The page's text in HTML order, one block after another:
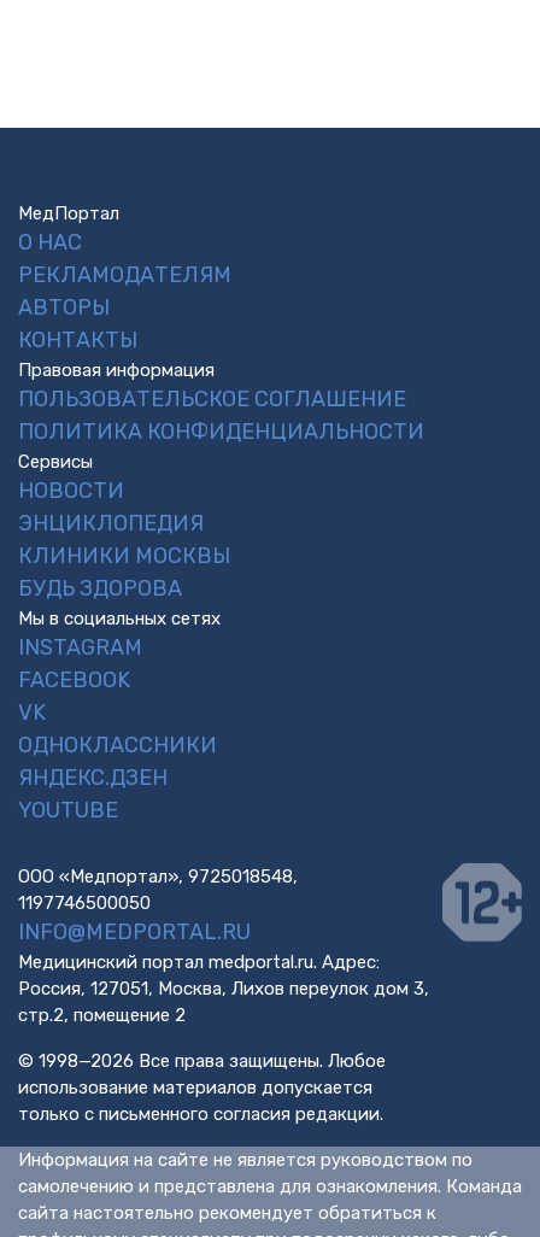
МедПортал
О НАС
РЕКЛАМОДАТЕЛЯМ
АВТОРЫ
КОНТАКТЫ
Правовая информация
ПОЛЬЗОВАТЕЛЬСКОЕ СОГЛАШЕНИЕ
ПОЛИТИКА КОНФИДЕНЦИАЛЬНОСТИ
Сервисы
НОВОСТИ
ЭНЦИКЛОПЕДИЯ
КЛИНИКИ МОСКВЫ
БУДЬ ЗДОРОВА
Мы в социальных сетях
INSTAGRAM
FACEBOOK
VK
ОДНОКЛАССНИКИ
ЯНДЕКС.ДЗЕН
YOUTUBE
ООО «Медпортал», 9725018548,
1197746500050
INFO@MEDPORTAL.RU
Медицинский портал medportal.ru. Адрес:
Россия, 127051, Москва, Лихов переулок дом 3,
стр.2, помещение 2
© 1998—2026 Все права защищены. Любое
использование материалов допускается
только с письменного согласия редакции.
Информация на сайте не является руководством по
самолечению и представлена для ознакомления. Команда
сайта настоятельно рекомендует обратиться к